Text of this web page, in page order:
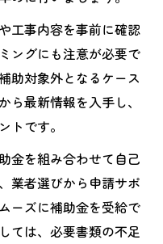
工事内容を事前に確認
ングにも注意が必要で
助対象外となるケース
ら最新情報を入手し、
トです。
金を組み合わせて自己
業者選びから申請サポ
ーズに補助金を受給で
ては、必要書類の不足